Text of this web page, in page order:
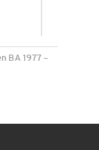
BA 1977 –